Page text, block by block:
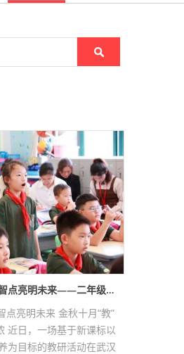
点亮明未来——二年级…
亮明未来 金秋十月“教”
近日，一场基于新课标以
为目标的教研活动在武汉